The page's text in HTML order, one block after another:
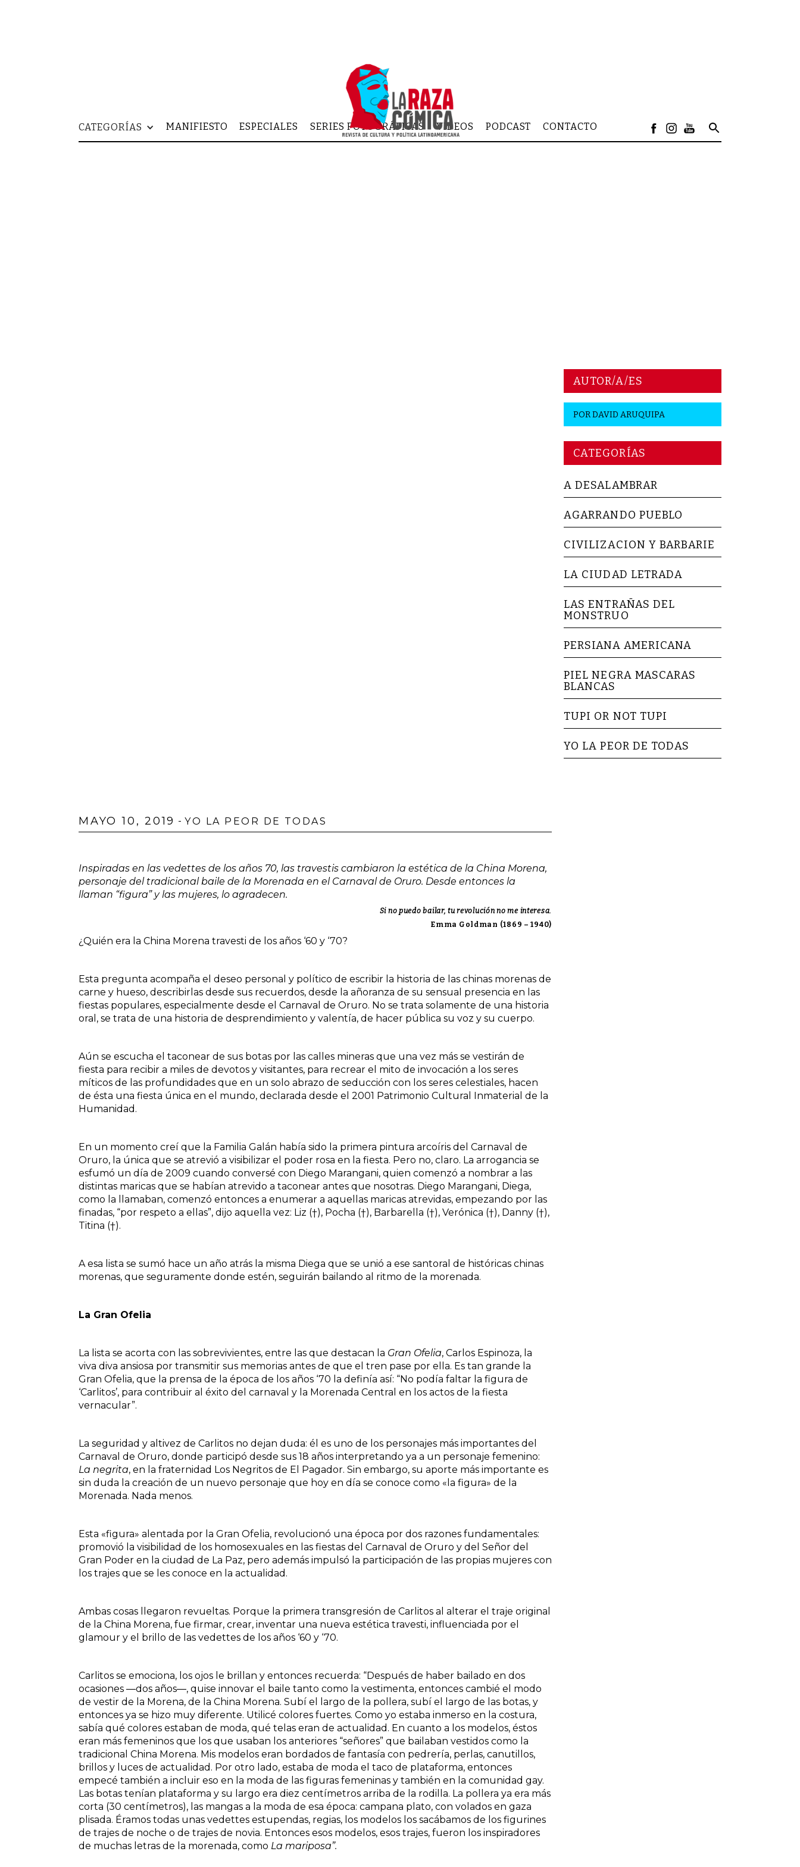
CATEGORÍAS MANIFIESTO ESPECIALES SERIES FOTOGRÁFICAS VIDEOS PODCAST CONTACTO
MAYO 10, 2019 - YO LA PEOR DE TODAS
Inspiradas en las vedettes de los años 70, las travestis cambiaron la estética de la China Morena,
personaje del tradicional baile de la Morenada en el Carnaval de Oruro. Desde entonces la
llaman “figura” y las mujeres, lo agradecen.
Si no puedo bailar, tu revolución no me interesa.
Emma Goldman (1869 – 1940)
¿Quién era la China Morena travesti de los años ‘60 y ‘70?
Esta pregunta acompaña el deseo personal y político de escribir la historia de las chinas morenas de
carne y hueso, describirlas desde sus recuerdos, desde la añoranza de su sensual presencia en las
fiestas populares, especialmente desde el Carnaval de Oruro. No se trata solamente de una historia
oral, se trata de una historia de desprendimiento y valentía, de hacer pública su voz y su cuerpo.
Aún se escucha el taconear de sus botas por las calles mineras que una vez más se vestirán de
fiesta para recibir a miles de devotos y visitantes, para recrear el mito de invocación a los seres
míticos de las profundidades que en un solo abrazo de seducción con los seres celestiales, hacen
de ésta una fiesta única en el mundo, declarada desde el 2001 Patrimonio Cultural Inmaterial de la
Humanidad.
En un momento creí que la Familia Galán había sido la primera pintura arcoíris del Carnaval de
Oruro, la única que se atrevió a visibilizar el poder rosa en la fiesta. Pero no, claro. La arrogancia se
esfumó un día de 2009 cuando conversé con Diego Marangani, quien comenzó a nombrar a las
distintas maricas que se habían atrevido a taconear antes que nosotras. Diego Marangani, Diega,
como la llamaban, comenzó entonces a enumerar a aquellas maricas atrevidas, empezando por las
finadas, “por respeto a ellas”, dijo aquella vez: Liz (†), Pocha (†), Barbarella (†), Verónica (†), Danny (†),
Titina (†).
A esa lista se sumó hace un año atrás la misma Diega que se unió a ese santoral de históricas chinas
morenas, que seguramente donde estén, seguirán bailando al ritmo de la morenada.
La Gran Ofelia
La lista se acorta con las sobrevivientes, entre las que destacan la Gran Ofelia, Carlos Espinoza, la
viva diva ansiosa por transmitir sus memorias antes de que el tren pase por ella. Es tan grande la
Gran Ofelia, que la prensa de la época de los años ‘70 la definía así: “No podía faltar la figura de
‘Carlitos’, para contribuir al éxito del carnaval y la Morenada Central en los actos de la fiesta
vernacular”.
La seguridad y altivez de Carlitos no dejan duda: él es uno de los personajes más importantes del
Carnaval de Oruro, donde participó desde sus 18 años interpretando ya a un personaje femenino:
La negrita, en la fraternidad Los Negritos de El Pagador. Sin embargo, su aporte más importante es
sin duda la creación de un nuevo personaje que hoy en día se conoce como «la figura» de la
Morenada. Nada menos.
Esta «figura» alentada por la Gran Ofelia, revolucionó una época por dos razones fundamentales:
promovió la visibilidad de los homosexuales en las fiestas del Carnaval de Oruro y del Señor del
Gran Poder en la ciudad de La Paz, pero además impulsó la participación de las propias mujeres con
los trajes que se les conoce en la actualidad.
Ambas cosas llegaron revueltas. Porque la primera transgresión de Carlitos al alterar el traje original
de la China Morena, fue firmar, crear, inventar una nueva estética travesti, influenciada por el
glamour y el brillo de las vedettes de los años ‘60 y ‘70.
Carlitos se emociona, los ojos le brillan y entonces recuerda: “Después de haber bailado en dos
ocasiones ―dos años―, quise innovar el baile tanto como la vestimenta, entonces cambié el modo
de vestir de la Morena, de la China Morena. Subí el largo de la pollera, subí el largo de las botas, y
entonces ya se hizo muy diferente. Utilicé colores fuertes. Como yo estaba inmerso en la costura,
sabía qué colores estaban de moda, qué telas eran de actualidad. En cuanto a los modelos, éstos
eran más femeninos que los que usaban los anteriores “señores” que bailaban vestidos como la
tradicional China Morena. Mis modelos eran bordados de fantasía con pedrería, perlas, canutillos,
brillos y luces de actualidad. Por otro lado, estaba de moda el taco de plataforma, entonces
empecé también a incluir eso en la moda de las figuras femeninas y también en la comunidad gay.
Las botas tenían plataforma y su largo era diez centímetros arriba de la rodilla. La pollera ya era más
corta (30 centímetros), las mangas a la moda de esa época: campana plato, con volados en gaza
plisada. Éramos todas unas vedettes estupendas, regias, los modelos los sacábamos de los figurines
de trajes de noche o de trajes de novia. Entonces esos modelos, esos trajes, fueron los inspiradores
de muchas letras de la morenada, como La mariposa”.
AUTOR/A/ES
PORDAVID ARUQUIPA
CATEGORÍAS
A DESALAMBRAR
AGARRANDO PUEBLO
CIVILIZACION Y BARBARIE
LA CIUDAD LETRADA
LAS ENTRAÑAS DEL
MONSTRUO
PERSIANA AMERICANA
PIEL NEGRA MASCARAS
BLANCAS
TUPI OR NOT TUPI
YO LA PEOR DE TODAS